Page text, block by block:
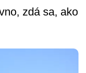
zdá sa, ako